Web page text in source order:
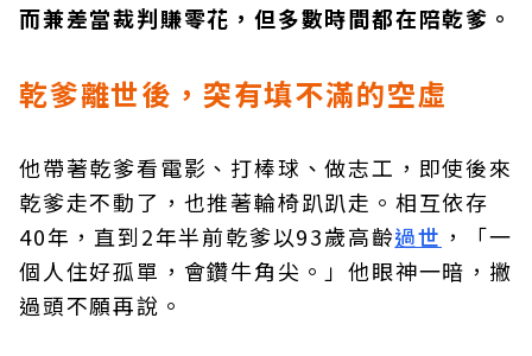
而兼差當裁判賺零花，但多數時間都在陪乾爹。
乾爹離世後，突有填不滿的空虛
他帶著乾爹看電影、打棒球、做志工，即使後來
乾爹走不動了，也推著輪椅趴趴走。相互依存
40年，直到2年半前乾爹以93歲高齡過世 ，「一
個人住好孤單，會鑽牛角尖。」他眼神一暗，撇
過頭不願再說。